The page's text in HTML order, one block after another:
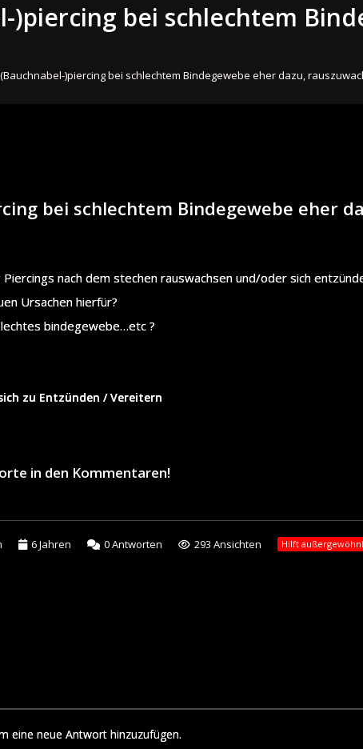
)piercing bei schlechtem
)piercing bei schlechtem Bindegewebe eher dazu,
bei schlechtem Bindegewebe eher
nach dem stechen rauswachsen und/oder sich
Ursachen hierfür?
bindegewebe…etc ?
zu Entzünden / Vereitern
in den Kommentaren!
6 Jahren 0Antworten 293 Ansichten Hilft
eine neue Antwort hinzuzufügen.